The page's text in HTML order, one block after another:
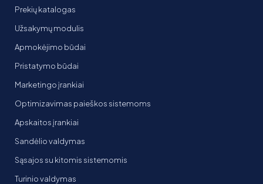
Prekių katalogas
Užsakymų modulis
Apmokėjimo būdai
Pristatymo būdai
Marketingo įrankiai
Optimizavimas paieškos sistemoms
Apskaitos įrankiai
Sandėlio valdymas
Sąsajos su kitomis sistemomis
Turinio valdymas